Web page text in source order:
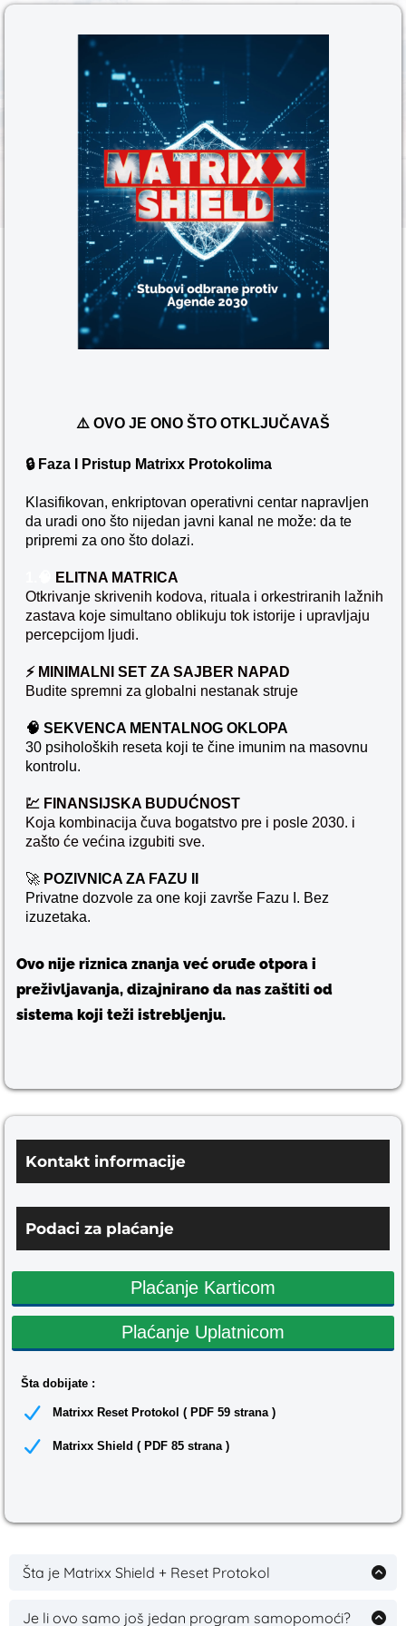
⚠️ OVO JE ONO ŠTO OTKLJUČAVAŠ
🔒 Faza I Pristup Matrixx Protokolima
Klasifikovan, enkriptovan operativni centar napravljen
da uradi ono što nijedan javni kanal ne može: da te
pripremi za ono što dolazi.
ELITNA MATRICA
Otkrivanje skrivenih kodova, rituala i orkestriranih lažnih
zastava koje simultano oblikuju tok istorije i upravljaju
percepcijom ljudi.
⚡ MINIMALNI SET ZA SAJBER NAPAD
Budite spremni za globalni nestanak struje
🧠 SEKVENCA MENTALNOG OKLOPA
30 psiholoških reseta koji te čine imunim na masovnu
kontrolu.
💹 FINANSIJSKA BUDUĆNOST
Koja kombinacija čuva bogatstvo pre i posle 2030. i
zašto će većina izgubiti sve.
🚀 POZIVNICA ZA FAZU II
Privatne dozvole za one koji završe Fazu I. Bez
izuzetaka.
Ovo nije riznica znanja već oruđe otpora i
preživljavanja, dizajnirano da nas zaštiti od
sistema koji teži istrebljenju.
Kontakt informacije
Podaci za plaćanje
Plaćanje Karticom
Plaćanje Uplatnicom
Šta dobijate :
Matrixx Reset Protokol ( PDF 59 strana )
Matrixx Shield ( PDF 85 strana )
Šta je Matrixx Shield + Reset Protokol
razgrađuje iluzije i pretvara svesnost u oružje; nije
Je li ovo samo još jedan program samopomoći?